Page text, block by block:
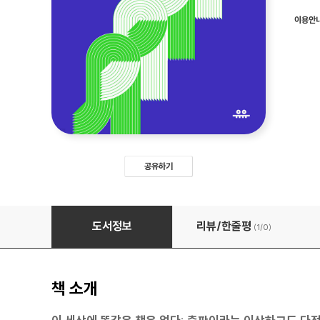
공유하기
이용안
오늘도, 출판하는 언니들
도서정보 리뷰/한줄평 (1/0)
책 소개